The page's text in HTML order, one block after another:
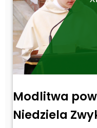
Modlitwa
Niedziela